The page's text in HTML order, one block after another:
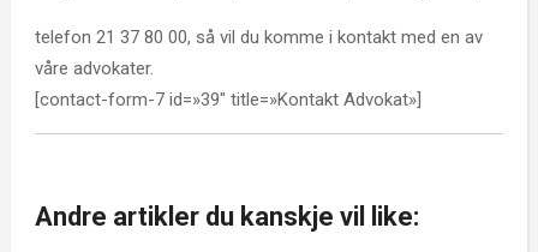
telefon 21 37 80 00, så vil du komme i kontakt med en av
våre advokater.
[contact-form-7 id=»39″ title=»Kontakt Advokat»]
Andre artikler du kanskje vil like: